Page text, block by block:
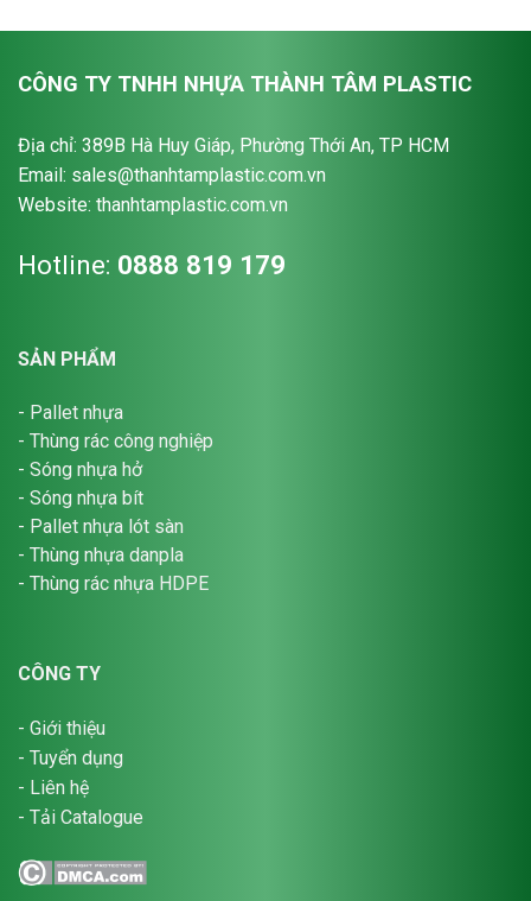
CÔNG TY TNHH NHỰA THÀNH TÂM PLASTIC
Địa chỉ: 389B Hà Huy Giáp, Phường Thới An, TP HCM
Email: sales@thanhtamplastic.com.vn
Website: thanhtamplastic.com.vn
Hotline: 0888 819 179
SẢN PHẨM
- Pallet nhựa
- Thùng rác công nghiệp
- Sóng nhựa hở
- Sóng nhựa bít
- Pallet nhựa lót sàn
- Thùng nhựa danpla
- Thùng rác nhựa HDPE
CÔNG TY
- Giới thiệu
- Tuyển dụng
- Liên hệ
- Tải Catalogue